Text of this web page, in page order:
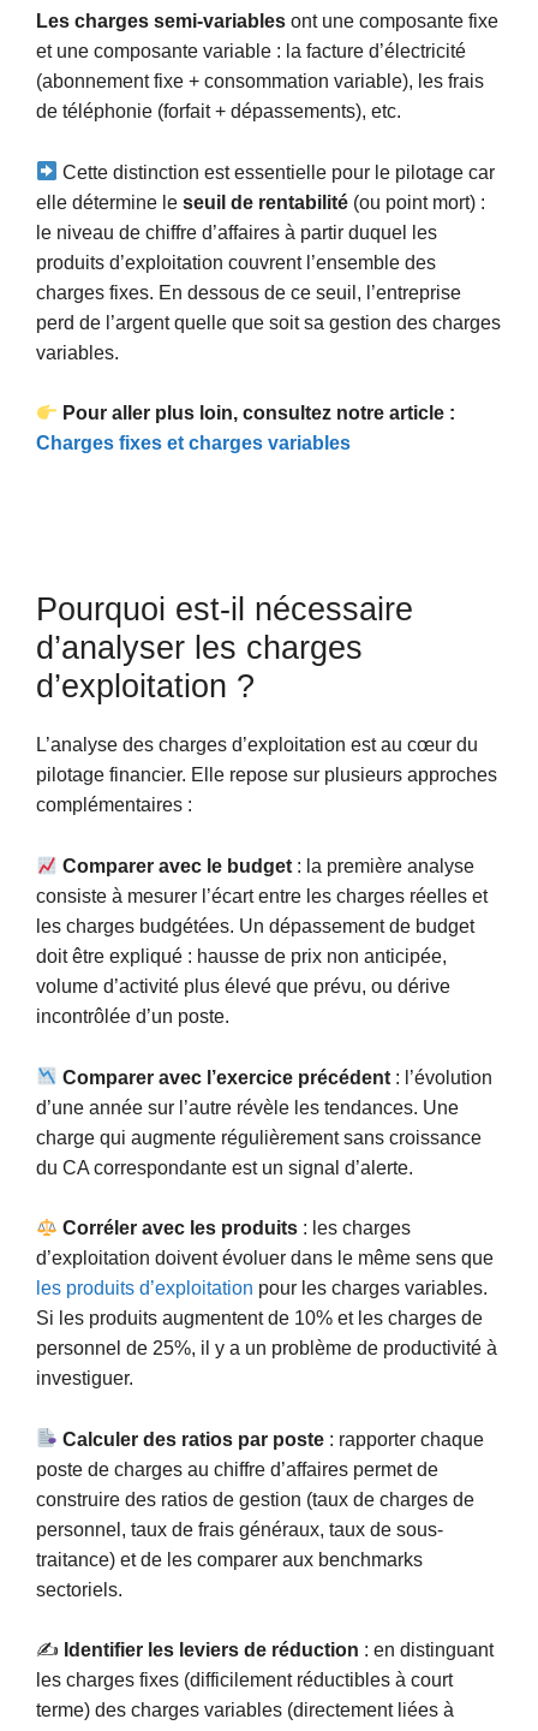
Les charges semi-variables ont une composante fixe
et une composante variable : la facture d’électricité
(abonnement fixe + consommation variable), les frais
de téléphonie (forfait + dépassements), etc.
Cette distinction est essentielle pour le pilotage car
elle détermine le seuil de rentabilité (ou point mort) :
le niveau de chiffre d’affaires à partir duquel les
produits d’exploitation couvrent l’ensemble des
charges fixes. En dessous de ce seuil, l’entreprise
perd de l’argent quelle que soit sa gestion des charges
variables.
Pour aller plus loin, consultez notre article :
Charges fixes et charges variables
Pourquoi est-il nécessaire
d’analyser les charges
d’exploitation ?
L’analyse des charges d’exploitation est au cœur du
pilotage financier. Elle repose sur plusieurs approches
complémentaires :
Comparer avec le budget : la première analyse
consiste à mesurer l’écart entre les charges réelles et
les charges budgétées. Un dépassement de budget
doit être expliqué : hausse de prix non anticipée,
volume d’activité plus élevé que prévu, ou dérive
incontrôlée d’un poste.
Comparer avec l’exercice précédent : l’évolution
d’une année sur l’autre révèle les tendances. Une
charge qui augmente régulièrement sans croissance
du CA correspondante est un signal d’alerte.
Corréler avec les produits : les charges
d’exploitation doivent évoluer dans le même sens que
les produits d’exploitation pour les charges variables.
Si les produits augmentent de 10% et les charges de
personnel de 25%, il y a un problème de productivité à
investiguer.
Calculer des ratios par poste : rapporter chaque
poste de charges au chiffre d’affaires permet de
construire des ratios de gestion (taux de charges de
personnel, taux de frais généraux, taux de sous-
traitance) et de les comparer aux benchmarks
sectoriels.
✍️ Identifier les leviers de réduction : en distinguant
les charges fixes (difficilement réductibles à court
terme) des charges variables (directement liées à